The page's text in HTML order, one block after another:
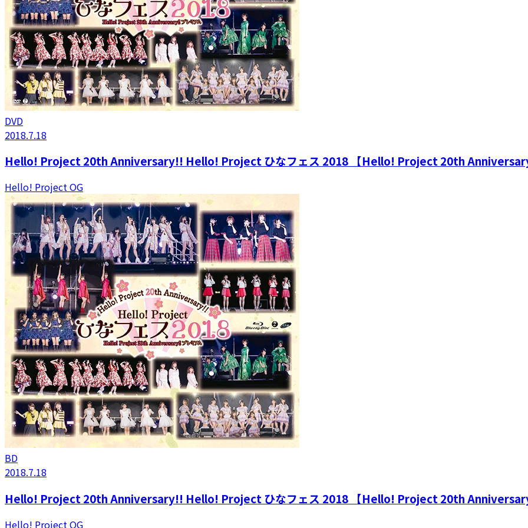
DVD
2018.7.18
Hello! Project 20th Anniversary!! Hello! Project ひなフェス 2018 【Hello! Project 20th
Hello! Project OG
BD
2018.7.18
Hello! Project 20th Anniversary!! Hello! Project ひなフェス 2018 【Hello! Project 20th
Hello! Project OG